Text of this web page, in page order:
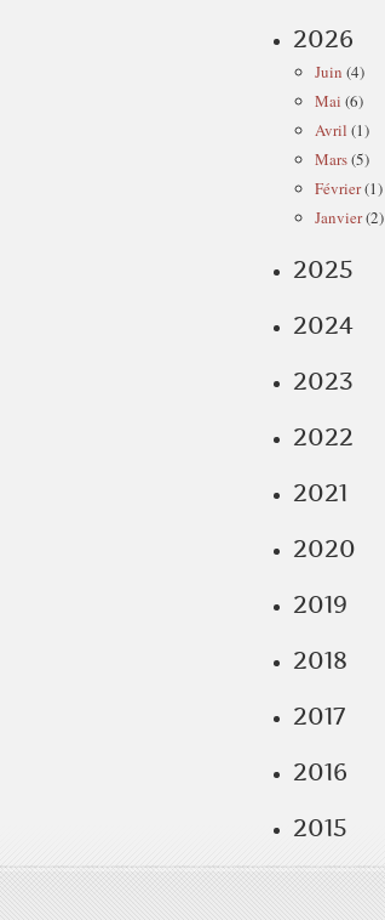
2026
Juin (4)
Mai (6)
Avril (1)
Mars(5)
Février(1)
Janvier(2)
2025
2024
2023
2022
2021
2020
2019
2018
2017
2016
2015